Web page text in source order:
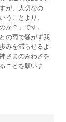
が、大切なの
うことより、
か？」です。
の雨で騒がず我
みを滞らせるよ
さまのみわざを
ことを願いま